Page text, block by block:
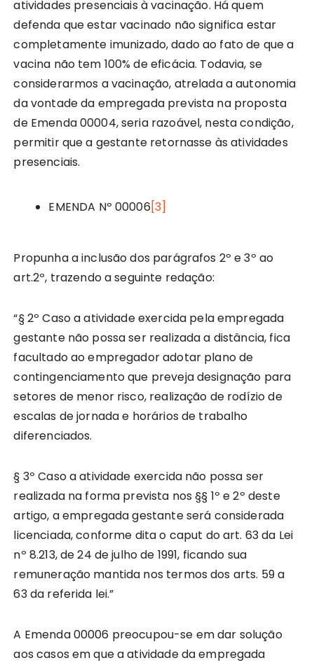
atividades presenciais à vacinação. Há quem
defenda que estar vacinado não significa estar
completamente imunizado, dado ao fato de que a
vacina não tem 100% de eficácia. Todavia, se
considerarmos a vacinação, atrelada a autonomia
da vontade da empregada prevista na proposta
de Emenda 00004, seria razoável, nesta condição,
permitir que a gestante retornasse às atividades
presenciais.
EMENDA Nº 00006[3]
Propunha a inclusão dos parágrafos 2º e 3º ao
art.2º, trazendo a seguinte redação:
“§ 2º Caso a atividade exercida pela empregada
gestante não possa ser realizada a distância, fica
facultado ao empregador adotar plano de
contingenciamento que preveja designação para
setores de menor risco, realização de rodízio de
escalas de jornada e horários de trabalho
diferenciados.
§ 3º Caso a atividade exercida não possa ser
realizada na forma prevista nos §§ 1º e 2º deste
artigo, a empregada gestante será considerada
licenciada, conforme dita o caput do art. 63 da Lei
nº 8.213, de 24 de julho de 1991, ficando sua
remuneração mantida nos termos dos arts. 59 a
63 da referida lei.”
A Emenda 00006 preocupou-se em dar solução
aos casos em que a atividade da empregada